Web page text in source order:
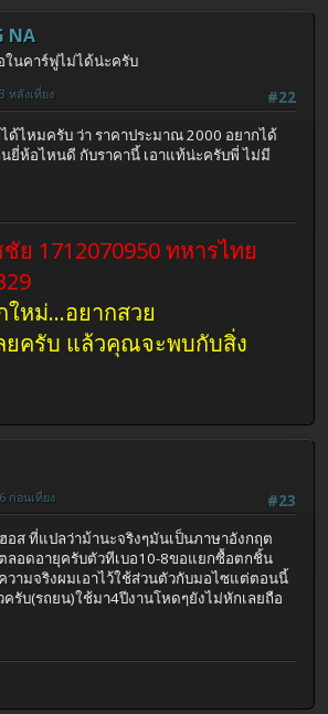
NA
ในคาร์ฟูไม่ได้น่ะครับ
#22
หลังเที่ยง
ด้ไหมครับ ว่า ราคาประมาณ 2000 อยากได้
ยี่ห้อไหนดี กับราคานี้ เอาแท้น่ะครับพี่ ไม่มี
ย 1712070950 ทหารไทย
หม่...อยากสวย
ครับ แล้วคุณจะพบกับสิ่ง
#23
ก่อนเที่ยง
ส ที่แปลว่าม้านะจริงๆมันเป็นภาษาอังกฤต
ลอดอายุครับตัวทีเบอ10-8ขอแยกซื้อตกชิ้น
วามจริงผมเอาไว้ใช้ส่วนตัวกับมอไซแต่ตอนนี้
รับ(รถยน)ใช้มา4ปีงานโหดๆยังไม่หักเลยถือ